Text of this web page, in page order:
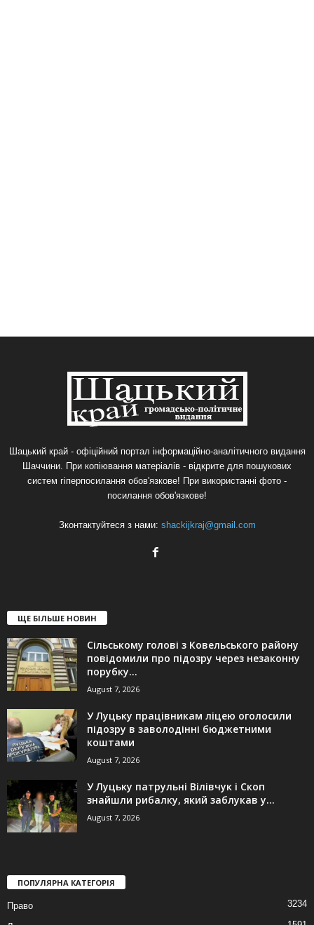
Шацький край - офіційний портал інформаційно-аналітичного видання
Шаччини. При копіювання матеріалів - відкрите для пошукових
систем гіперпосилання обов'язкове! При використанні фото -
посилання обов'язкове!
Зконтактуйтеся з нами: shackijkraj@gmail.com
ЩЕ БІЛЬШЕ НОВИН
Сільському голові з Ковельського району
повідомили про підозру через незаконну
порубку...
August 7, 2026
У Луцьку працівникам ліцею оголосили
підозру в заволодінні бюджетними
коштами
August 7, 2026
У Луцьку патрульні Вілівчук і Скоп
знайшли рибалку, який заблукав у...
August 7, 2026
ПОПУЛЯРНА КАТЕГОРІЯ
Право 3234